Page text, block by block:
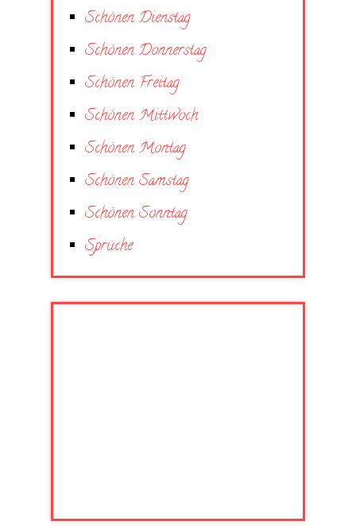
Schönen Dienstag
Schönen Donnerstag
Schönen Freitag
Schönen Mittwoch
Schönen Montag
Schönen Samstag
Schönen Sonntag
Sprüche